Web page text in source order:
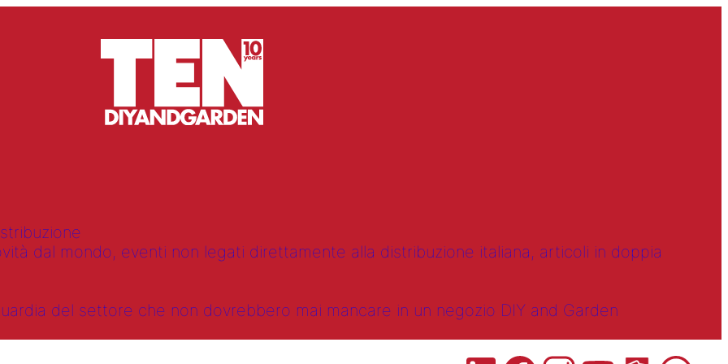
dal mondo, eventi non legati direttamente alla distribuzione italiana, articoli in doppia
del settore che non dovrebbero mai mancare in un negozio DIY and Garden